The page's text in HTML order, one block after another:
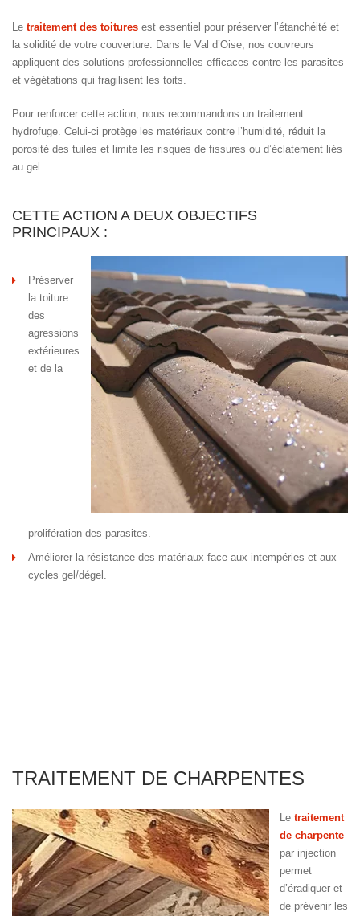
Le traitement des toitures est essentiel pour préserver l’étanchéité et
la solidité de votre couverture. Dans le Val d’Oise, nos couvreurs
appliquent des solutions professionnelles efficaces contre les parasites
et végétations qui fragilisent les toits.
Pour renforcer cette action, nous recommandons un traitement
hydrofuge. Celui-ci protège les matériaux contre l’humidité, réduit la
porosité des tuiles et limite les risques de fissures ou d’éclatement liés
au gel.
CETTE ACTION A DEUX OBJECTIFS
PRINCIPAUX :
Préserver
la toiture
des
agressions
extérieures
et de la
prolifération des parasites.
Améliorer la résistance des matériaux face aux intempéries et aux
cycles gel/dégel.
TRAITEMENT DE CHARPENTES
Le traitement
de charpente
par injection
permet
d’éradiquer et
de prévenir les